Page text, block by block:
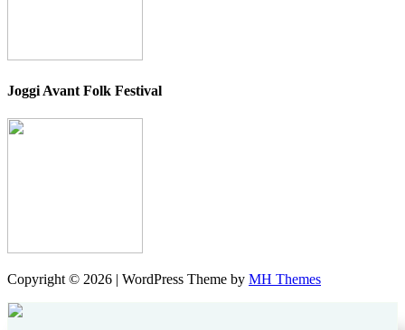
Joggi Avant Folk Festival
Copyright © 2026 | WordPress Theme by MH Themes